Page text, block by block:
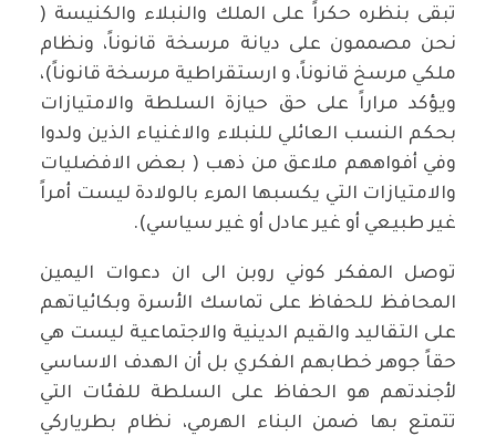
تبقى بنظره حكراً على الملك والنبلاء والكنيسة (
نحن مصممون على ديانة مرسخة قانوناً، ونظام
ملكي مرسخ قانوناً، و ارستقراطية مرسخة قانوناً)،
ويؤكد مراراً على حق حيازة السلطة والامتيازات
بحكم النسب العائلي للنبلاء والاغنياء الذين ولدوا
وفي أفواههم ملاعق من ذهب ( بعض الافضليات
والامتيازات التي يكسبها المرء بالولادة ليست أمراً
غير طبيعي أو غير عادل أو غير سياسي).
توصل المفكر كوني روبن الى ان دعوات اليمين
المحافظ للحفاظ على تماسك الأسرة وبكائياتهم
على التقاليد والقيم الدينية والاجتماعية ليست هي
حقاً جوهر خطابهم الفكري بل أن الهدف الاساسي
لأجندتهم هو الحفاظ على السلطة للفئات التي
تتمتع بها ضمن البناء الهرمي، نظام بطرياركي